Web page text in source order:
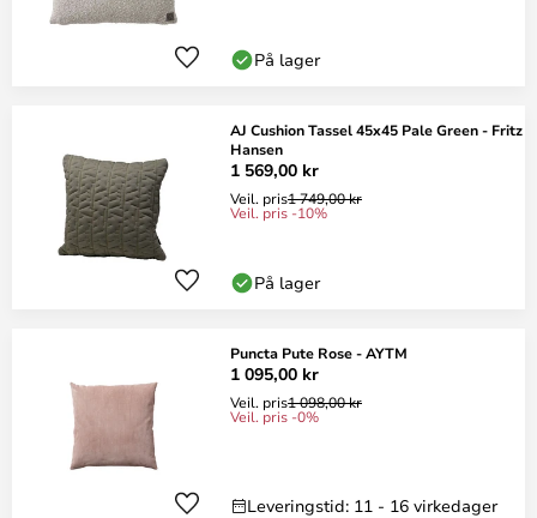
På lager
AJ Cushion Tassel 45x45 Pale Green - Fritz
Hansen
1 569,00 kr
Veil. pris1 749,00 kr
Veil. pris -10%
På lager
Puncta Pute Rose - AYTM
1 095,00 kr
Veil. pris1 098,00 kr
Veil. pris -0%
Leveringstid: 11 - 16 virkedager